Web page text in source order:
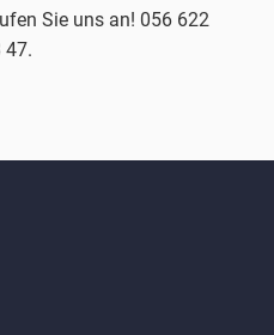
Sie uns an! 056 622
47.